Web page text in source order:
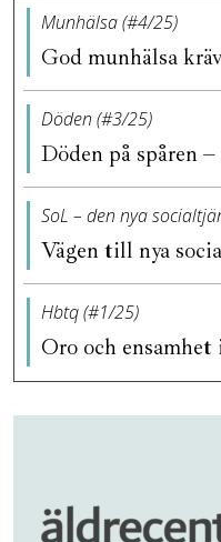
Munhälsa (#4/25)
God munhälsa
Döden (#3/25)
Döden på spåren
SoL – den nya
Vägen till nya
Hbtq (#1/25)
Oro och